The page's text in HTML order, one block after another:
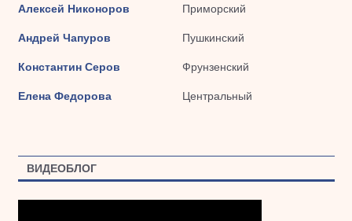
Алексей Никоноров Приморский
Андрей Чапуров Пушкинский
Константин Серов Фрунзенский
Елена Федорова Центральный
ВИДЕОБЛОГ